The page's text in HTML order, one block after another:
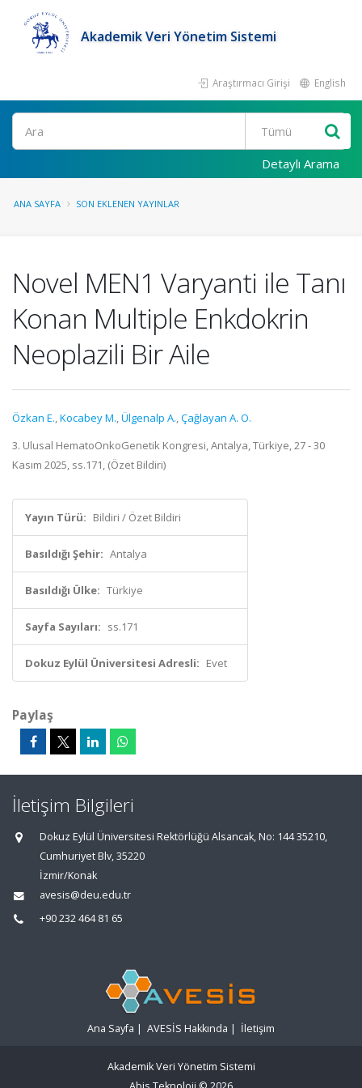
Akademik Veri Yönetim Sistemi
Araştırmacı Girişi English
Ara
Detaylı Arama
ANA SAYFA SON EKLENEN YAYINLAR
Novel MEN1 Varyanti ile Tanı
Konan Multiple Enkdokrin
Neoplazili Bir Aile
Özkan E.,Kocabey M.,Ülgenalp A.,Çağlayan A. O.
3. Ulusal HematoOnkoGenetik Kongresi, Antalya, Türkiye, 27 - 30
Kasım 2025, ss.171, (Özet Bildiri)
Yayın Türü: Bildiri / Özet Bildiri
Basıldığı Şehir: Antalya
Basıldığı Ülke: Türkiye
Sayfa Sayıları: ss.171
Dokuz Eylül Üniversitesi Adresli: Evet
Paylaş
İletişim Bilgileri
Dokuz Eylül Üniversitesi Rektörlüğü Alsancak, No: 144 35210,
Cumhuriyet Blv, 35220
İzmir/Konak
avesis@deu.edu.tr
+90 232 464 81 65
Ana Sayfa | AVESİS Hakkında | İletişim
Akademik Veri Yönetim Sistemi